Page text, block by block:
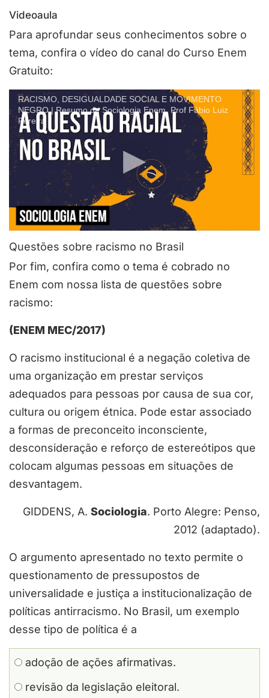
Videoaula
Para aprofundar seus conhecimentos sobre o
tema, confira o vídeo do canal do Curso Enem
Gratuito:
RACISMO, DESIGUALDADE SOCIAL E MOVIMENTO
NEGRO | Resumo de Sociologia Enem. Prof Fábio Luiz
Pereira
Questões sobre racismo no Brasil
Por fim, confira como o tema é cobrado no
Enem com nossa lista de questões sobre
racismo:
(ENEM MEC/2017)
O racismo institucional é a negação coletiva de
uma organização em prestar serviços
adequados para pessoas por causa de sua cor,
cultura ou origem étnica. Pode estar associado
a formas de preconceito inconsciente,
desconsideração e reforço de estereótipos que
colocam algumas pessoas em situações de
desvantagem.
GIDDENS, A. Sociologia. Porto Alegre: Penso,
2012 (adaptado).
O argumento apresentado no texto permite o
questionamento de pressupostos de
universalidade e justiça a institucionalização de
políticas antirracismo. No Brasil, um exemplo
desse tipo de política é a
adoção de ações afirmativas.
revisão da legislação eleitoral.